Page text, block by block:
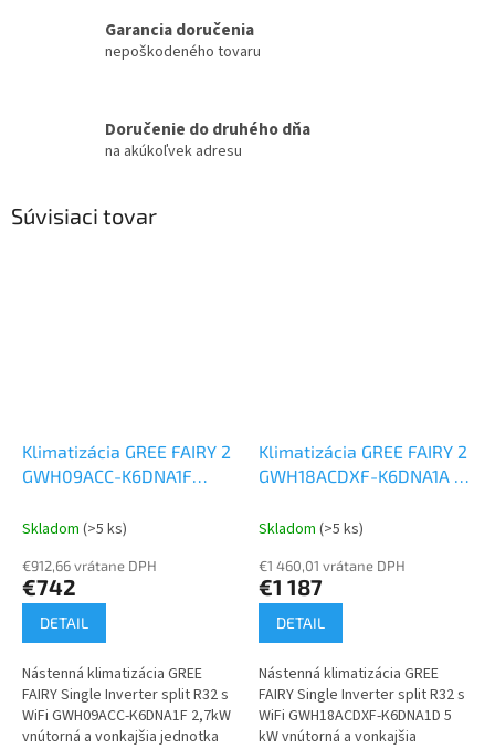
Garancia doručenia
nepoškodeného tovaru
Doručenie do druhého dňa
na akúkoľvek adresu
Súvisiaci tovar
Klimatizácia GREE FAIRY 2
GWH09ACC-K6DNA1F
vnútorná jednotka
Skladom (>5 ks)
€912,66 vrátane DPH
€742
DETAIL
Nástenná klimatizácia GREE
FAIRY Single Inverter split R32 s
WiFi GWH09ACC-K6DNA1F 2,7kW
vnútorná a vonkajšia jednotka
Klimatizácia GREE FAIRY 2
GWH18ACDXF-K6DNA1A 5
vnútorná jednotka
Skladom (>5 ks)
€1 460,01 vrátane DPH
€1 187
DETAIL
Nástenná klimatizácia GREE
FAIRY Single Inverter split R32 s
WiFi GWH18ACDXF-K6DNA1D 5
kW vnútorná a vonkajšia